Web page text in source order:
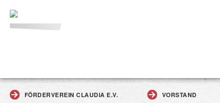
FÖRDERVEREIN CLAUDIA E.V. VORSTAND